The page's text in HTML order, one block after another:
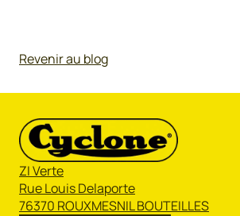
Revenir au blog
ZI Verte
Rue Louis Delaporte
76370 ROUXMESNIL BOUTEILLES